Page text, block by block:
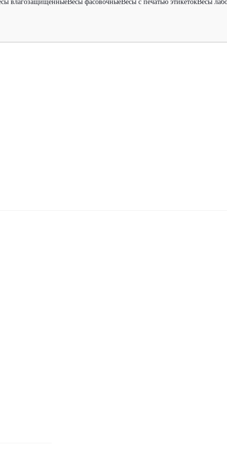
влагозащищенныеВесы фасовочныеВесы с печатью этикетокВесы